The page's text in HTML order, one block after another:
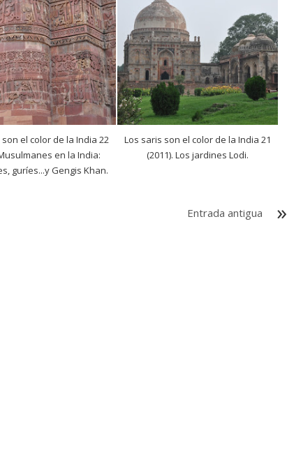
el color de la India 22
en la India:
guríes...y Gengis Khan.
Los saris son el color de la India 21
(2011). Los jardines Lodi.
Entrada antigua